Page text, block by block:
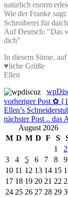
natürlich enorm
Wie der Franke
Schroiberei für
Auf Deutsch: "Das
dich"
In diesem Sinne,
♥liche Grüße
Ellen
vorheriger Post ✿
Ellen’s
nächster Post .. das
August 2026
M D M D F S
1
2
3
4 5 6 7 8
9
10 11 12 13 14 15
17 18 19 20 21 22
24 25 26 27 28 29